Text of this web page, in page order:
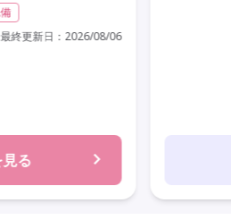
最終更新日： 2026/08/06
る